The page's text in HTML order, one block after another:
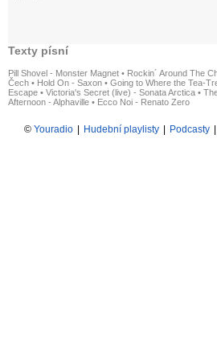
Texty písní
Pill Shovel - Monster Magnet • Rockin´ Around The
Čech • Hold On - Saxon • Going to Where the Tea-
Escape • Victoria's Secret (live) - Sonata Arctica •
Afternoon - Alphaville • Ecco Noi - Renato Zero
© Youradio Hudební playlisty Podcasty